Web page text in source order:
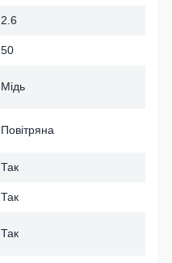
2.6
50
Мідь
Повітряна
Так
Так
Так